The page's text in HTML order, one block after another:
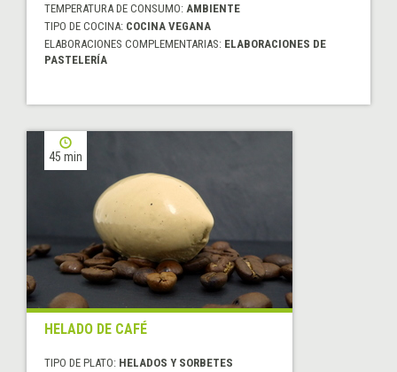
TEMPERATURA DE CONSUMO: AMBIENTE
TIPO DE COCINA: COCINA VEGANA
ELABORACIONES COMPLEMENTARIAS: ELABORACIONES DE
PASTELERÍA
45 min
HELADO DE CAFÉ
TIPO DE PLATO: HELADOS Y SORBETES